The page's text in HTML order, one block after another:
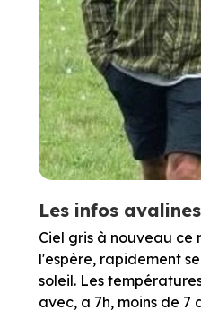
Les infos
Ciel gris à nouveau ce
l'espère, rapidement
soleil. Les
avec, a 7h, moins de 7